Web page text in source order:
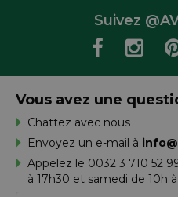
Suivez
Vous avez une
Chattez avec nous
Envoyez un e-mail à
Appelez le 0032 3 710 52
à 17h30 et samedi de 10h à